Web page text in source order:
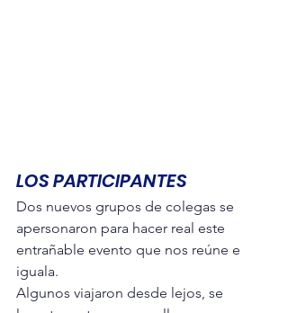
LOS PARTICIPANTES
Dos nuevos grupos de colegas se
apersonaron para hacer real este
entrañable evento que nos reúne e
iguala.
Algunos viajaron desde lejos, se